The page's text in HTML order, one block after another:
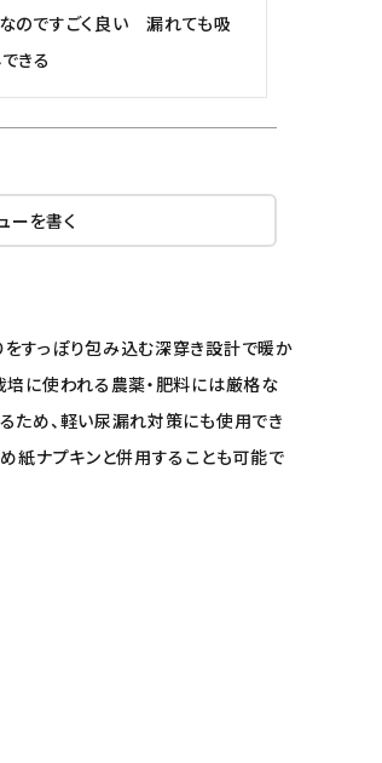
のですごく良い　漏れても吸
できる
ーを書く
をすっぽり包み込む深穿き設計で暖か
培に使われる農薬・肥料には厳格な
ため、軽い尿漏れ対策にも使用でき
紙ナプキンと併用することも可能で